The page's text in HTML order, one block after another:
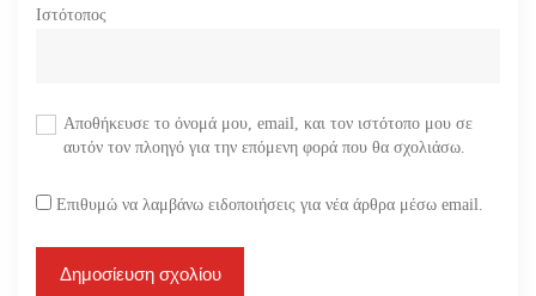
Ιστότοπος
Αποθήκευσε το όνομά μου, email, και τον ιστότοπο μου σε
αυτόν τον πλοηγό για την επόμενη φορά που θα σχολιάσω.
Επιθυμώ να λαμβάνω ειδοποιήσεις για νέα άρθρα μέσω email.